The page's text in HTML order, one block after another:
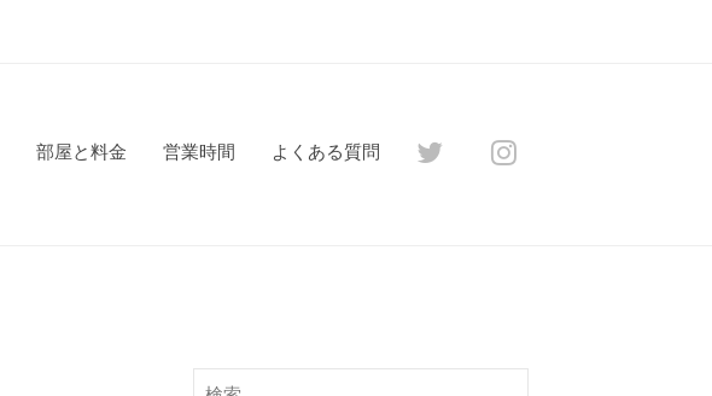
部屋と料金 営業時間 よくある質問
検